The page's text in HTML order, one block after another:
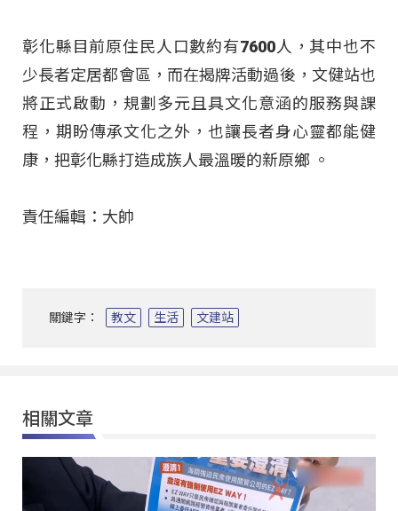
彰化縣目前原住民人口數約有7600人，其中也不
少長者定居都會區，而在揭牌活動過後，文健站也
將正式啟動，規劃多元且具文化意涵的服務與課
程，期盼傳承文化之外，也讓長者身心靈都能健
康，把彰化縣打造成族人最溫暖的新原鄉 。
責任編輯：大帥
關鍵字： 教文 生活 文建站
相關文章